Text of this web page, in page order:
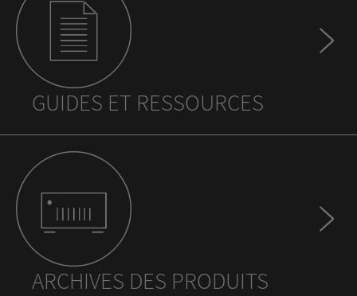
GUIDES ET RESSOURCES
ARCHIVES DES PRODUITS